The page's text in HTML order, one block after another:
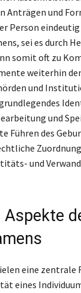
Anträgen und
Person
sei es durch
somit oft zu
weiterhin
und
und
Führen des
und
Aspekte
eine zentrale
eines